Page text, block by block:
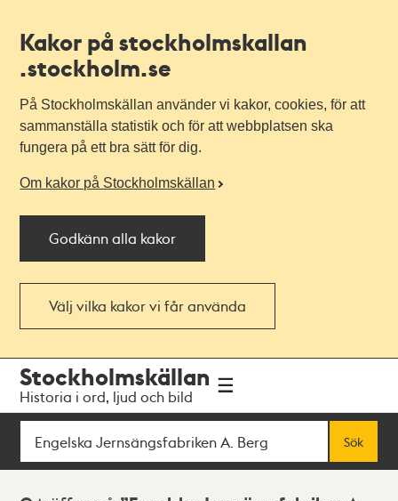
Kakor på stockholmskallan
.stockholm.se
På Stockholmskällan använder vi kakor, cookies, för att
sammanställa statistik och för att webbplatsen ska
fungera på ett bra sätt för dig.
Om kakor på Stockholmskällan
Godkänn alla kakor
Välj vilka kakor vi får använda
navigationen
huvudinnehållet
Stockholmskällan
Historia i ord, ljud och bild
Sök
Sök